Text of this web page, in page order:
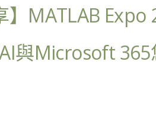
MATLAB Expo
與Microsoft